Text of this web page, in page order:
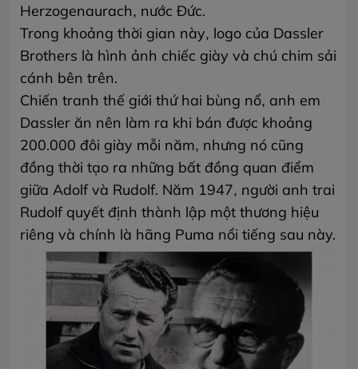
Herzogenaurach, nước Đức.
Trong khoảng thời gian này, logo của Dassler
Brothers là hình ảnh chiếc giày và chú chim sải
cánh bên trên.
Chiến tranh thế giới thứ hai bùng nổ, anh em
Dassler ăn nên làm ra khi bán được khoảng
200.000 đôi giày mỗi năm, nhưng nó cũng
đồng thời tạo ra những bất đồng quan điểm
giữa Adolf và Rudolf. Năm 1947, người anh trai
Rudolf quyết định thành lập một thương hiệu
riêng và chính là hãng Puma nổi tiếng sau này.